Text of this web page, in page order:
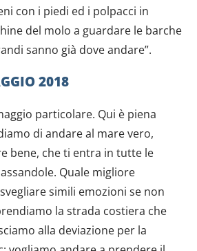
con i piedi ed i polpacci in
del molo a guardare le barche
sanno già dove andare”.
2018
particolare. Qui è piena
di andare al mare vero,
bene, che ti entra in tutte le
Quale migliore
simili emozioni se non
la strada costiera che
alla deviazione per la